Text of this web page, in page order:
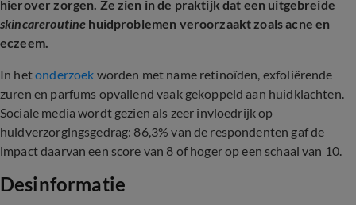
hierover zorgen. Ze zien in de praktijk dat een uitgebreide
skincareroutine huidproblemen veroorzaakt zoals acne en
eczeem.
In hetonderzoek worden met name retinoïden, exfoliërende
zuren en parfums opvallend vaak gekoppeld aan huidklachten.
Sociale media wordt gezien als zeer invloedrijk op
huidverzorgingsgedrag: 86,3% van de respondenten gaf de
impact daarvan een score van 8 of hoger op een schaal van 10.
Desinformatie